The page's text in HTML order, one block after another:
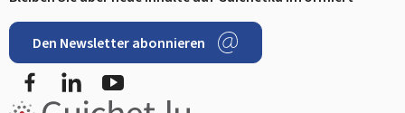
Den Newsletter abonnieren
FacebookLinkedIn